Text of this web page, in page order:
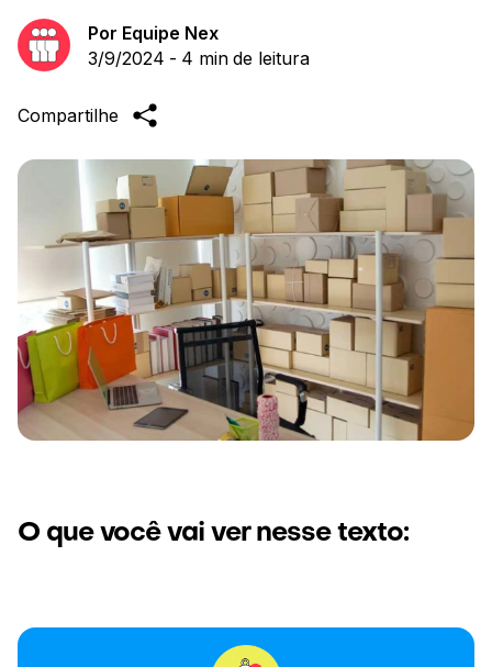
Por Equipe Nex
3/9/2024 - 4 min de leitura
Compartilhe
O que você vai ver nesse texto: